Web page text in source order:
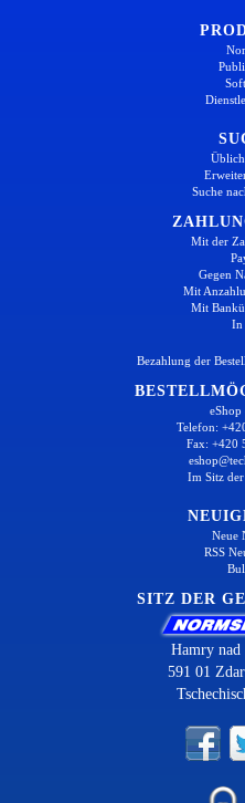
Suche
Mit der
Gegen
Mit
Mit
In
Bezahlung der
Telefon:
Fax: +420
Im Sitz der
Neue
RSS
SITZ DER
Hamry nad
591 01